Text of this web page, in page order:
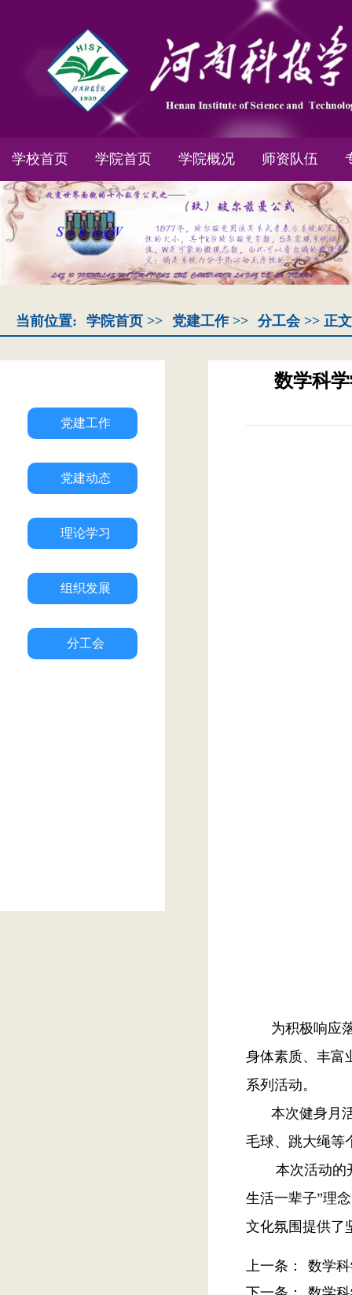
学校首页 学院首页 学院概况 师资队伍
当前位置: 学院首页 >> 党建工作>> 分工会>> 正文
党建工作
党建动态
理论学习
组织发展
分工会
数学科
为积极响应
身体素质、丰富
系列 活动。
本次健身月
毛球、跳大绳等
本次活动的
生活一辈子”理
文化氛围提供了
上一条：
数学